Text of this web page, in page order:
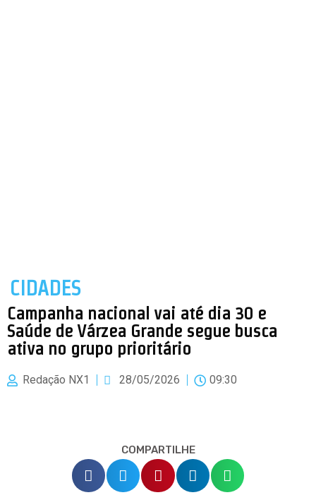
CIDADES
Campanha nacional vai até dia 30 e
Saúde de Várzea Grande segue busca
ativa no grupo prioritário
Redação NX1 28/05/2026 09:30
COMPARTILHE